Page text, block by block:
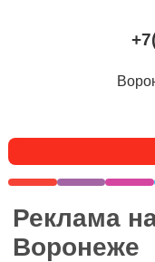
Реклама
Воронеже